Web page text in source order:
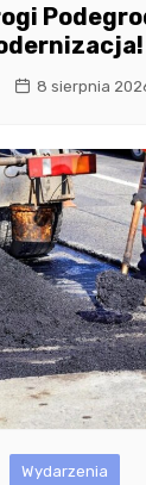
8 sierpnia
Wydarzenia